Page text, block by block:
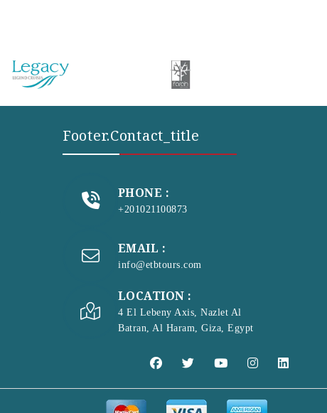
Footer.contact_title
PHONE :
+201021100873
EMAIL :
info@etbtours.com
LOCATION :
4 El Lebeny Axis, Nazlet Al
Batran, Al Haram, Giza, Egypt